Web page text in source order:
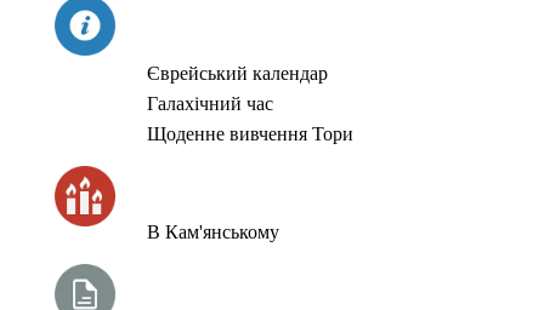
Єврейський календар
Галахічний час
Щоденне вивчення Тори
В Кам'янському